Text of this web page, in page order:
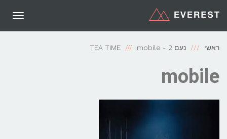
ראשי נעם 2 - TEA TIME mobile
mobile